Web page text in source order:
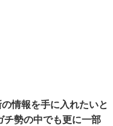
情報を手に入れたいと
チ勢の中でも更に一部